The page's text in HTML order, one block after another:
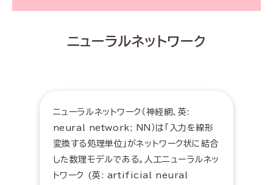
ニューラルネットワーク
ニューラルネットワーク（神経網、英:
neural network; NN）は「入力を線形
変換する処理単位」がネットワーク状に結合
した数理モデルである。人工ニューラルネッ
トワーク (英: artificial neural